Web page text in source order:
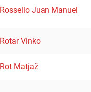
Rossello Juan Manuel
Rotar Vinko
Rot Matjaž